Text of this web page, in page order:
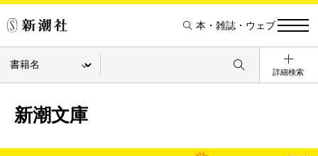
本・雑誌・ウェブ
詳細検索
新潮文庫